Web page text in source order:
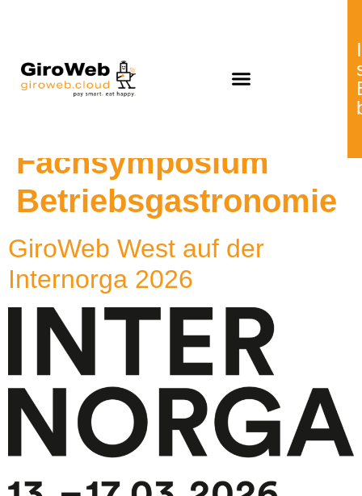
Fachsymposium
Betriebsgastronomie
GiroWeb West auf der
Internorga 2026